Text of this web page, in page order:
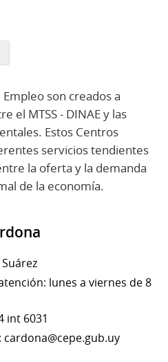
son creados a
el MTSS - DINAE y las
Estos Centros
servicios tendientes
la oferta y la demanda
de la economía.
lunes a viernes de 8
int 6031